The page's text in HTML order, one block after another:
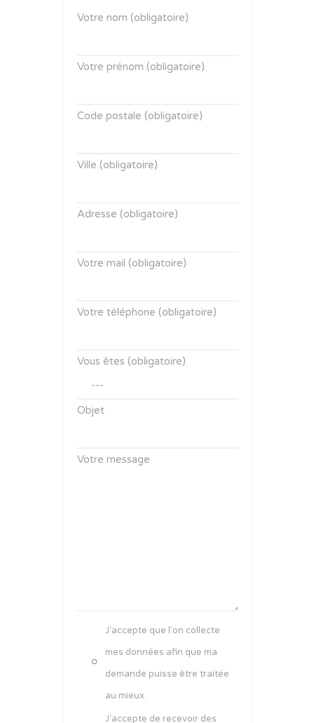
Votre nom (obligatoire)
Votre prénom (obligatoire)
Code postale (obligatoire)
Ville (obligatoire)
Adresse (obligatoire)
Votre mail (obligatoire)
Votre téléphone (obligatoire)
Vous êtes (obligatoire)
Objet
Votre message
J'accepte que l'on collecte
mes données afin que ma
demande puisse être traitée
au mieux.
J'accepte de recevoir des